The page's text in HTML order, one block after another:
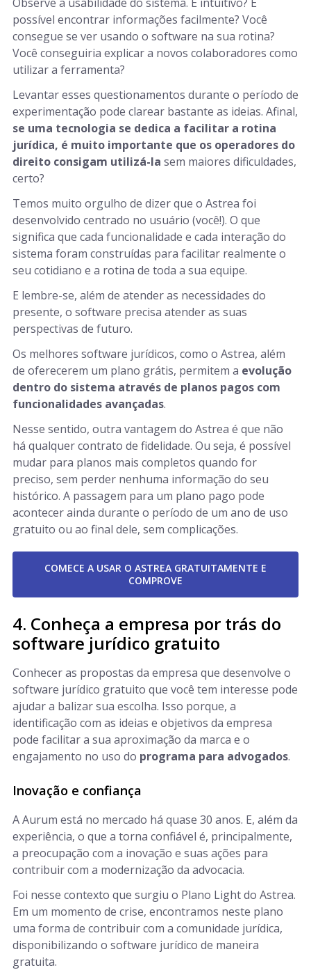
possível encontrar informações facilmente? Você
consegue se ver usando o software na sua rotina?
Você conseguiria explicar a novos colaboradores como
utilizar a ferramenta?
Levantar esses questionamentos durante o período de
experimentação pode clarear bastante as ideias. Afinal,
se uma tecnologia se dedica a facilitar a rotina
jurídica, é muito importante que os operadores do
direito consigam utilizá-la sem maiores dificuldades,
certo?
Temos muito orgulho de dizer que o Astrea foi
desenvolvido centrado no usuário (você!). O que
significa que cada funcionalidade e cada interação do
sistema foram construídas para facilitar realmente o
seu cotidiano e a rotina de toda a sua equipe.
E lembre-se, além de atender as necessidades do
presente, o software precisa atender as suas
perspectivas de futuro.
Os melhores software jurídicos, como o Astrea, além
de oferecerem um plano grátis, permitem a evolução
dentro do sistema através de planos pagos com
funcionalidades avançadas.
Nesse sentido, outra vantagem do Astrea é que não
há qualquer contrato de fidelidade. Ou seja, é possível
mudar para planos mais completos quando for
preciso, sem perder nenhuma informação do seu
histórico. A passagem para um plano pago pode
acontecer ainda durante o período de um ano de uso
gratuito ou ao final dele, sem complicações.
COMECE A USAR O ASTREA GRATUITAMENTE E
COMPROVE
4. Conheça a empresa por trás do
software jurídico gratuito
Conhecer as propostas da empresa que desenvolve o
software jurídico gratuito que você tem interesse pode
ajudar a balizar sua escolha. Isso porque, a
identificação com as ideias e objetivos da empresa
pode facilitar a sua aproximação da marca e o
engajamento no uso do programa para advogados.
Inovação e confiança
A Aurum está no mercado há quase 30 anos. E, além da
experiência, o que a torna confiável é, principalmente,
a preocupação com a inovação e suas ações para
contribuir com a modernização da advocacia.
Foi nesse contexto que surgiu o Plano Light do Astrea.
Em um momento de crise, encontramos neste plano
uma forma de contribuir com a comunidade jurídica,
disponibilizando o software jurídico de maneira
gratuita.